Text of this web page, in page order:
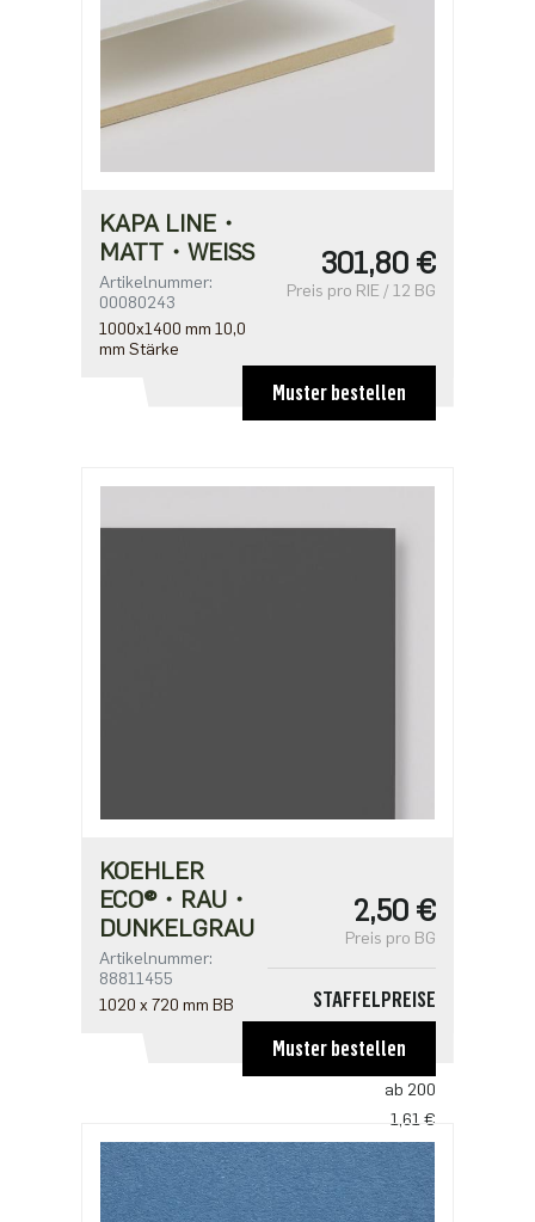
KAPA LINE・
MATT・WEISS
Artikelnummer:
00080243
1000x1400 mm 10,0
mm Stärke
301,80 €
Preis pro RIE / 12 BG
Muster bestellen
KOEHLER
ECO®・RAU・
DUNKELGRAU
Artikelnummer:
88811455
1020 x 720 mm BB
2,50 €
Preis pro BG
STAFFELPREISE
1,66 €
ab 200
1,61 €
ab 500
1,39 €
ab 1000
Muster bestellen